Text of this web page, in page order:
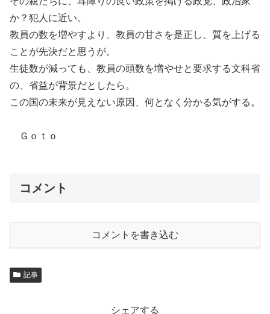
か？犯人に近い。
教員の数を増やすより、教員の甘さを是正し、質を上げる
ことが先決だと思うが。
生徒数が減っても、教員の頭数を増やせと要求する文科省
の、省益が背景だとしたら。
この国の未来が見えない原因、何となく分かる気がする。
Ｇｏｔｏ
コメント
コメントを書き込む
記事
シェアする